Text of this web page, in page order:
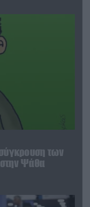
των
Ψάθα